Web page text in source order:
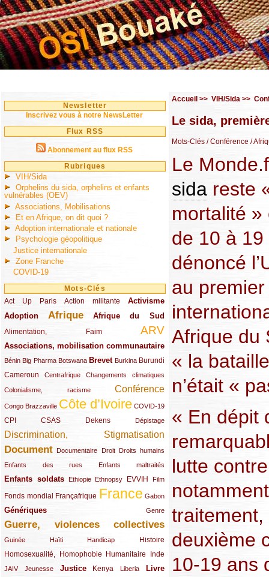
Newsletter
Inscrivez vous à notre NewsLetter
Flux RSS
Abonnement au flux RSS
Rubriques
VIH/Sida
Orphelins du sida, orphelins et enfants
vulnérables (OEV)
Associations, Mobilisations
Et en Afrique, on dit quoi ?
Adoption internationale et nationale
Psychologie géopolitique
Justice internationale
Zone Franche
COVID-19
Mots-Clés
Act Up Paris
(49/289) Action militante
(32/289) Activisme
(73/289)
Adoption
(82/289) Afrique
(161/289) Afrique du Sud
(73/289)
Alimentation, Faim
(48/289) ARV
(203/289)
Associations, mobilisation communautaire
(65/289)
Bénin
(13/289)Big Pharma
(16/289) Botswana
(9/289) Brevet
(83/289) Burkina
(18/289) Burundi
(30/289)
Cameroun
(47/289) Centrafrique
(23/289) Changements climatiques
(10/289)
Colonialisme, racisme
(19/289) Conférence
(118/289)
Congo Brazzaville
(24/289) Côte d’Ivoire
(263/289) COVID-19
(13/289)
CPI
(48/289) CSAS
(32/289) Dekens
(29/289) Dépistage
(19/289)
Discrimination, Stigmatisation
(131/289)
Document
(145/289) Documentaire
(9/289) Droit
(20/289) Droits humains
(22/289)
Enfants des rues
(21/289) Enfants maltraités
(10/289)
Enfants soldats
(68/289) Ethiopie
(12/289) Ethnopsy
(15/289) EVVIH
(55/289) Film
(22/289)
Fonds mondial
(48/289) Françafrique
(39/289) France
(289/289) Gabon
(12/289)
Génériques
(59/289) Genre
(22/289)
Guerre, violences collectives
(149/289)
Guinée
(12/289) Haïti
(15/289) Handicap
(10/289) Histoire
(49/289)
Homosexualité, Homophobie
(44/289) Humanitaire
(47/289) Inde
(34/289)
JAIV
(10/289)Jeunesse
(21/289) Justice
(65/289) Kenya
(35/289) Liberia
(25/289) Livre
(62/289)
Accueil >> VIH/Sida >>
Le sida,
Mots-Clés / Conférence /
Le
sida reste
mortalité »
de 10 à
dénoncé
au
Afrique du
« la
n’était «
« En dépit
lutte
deuxième
10-19 ans